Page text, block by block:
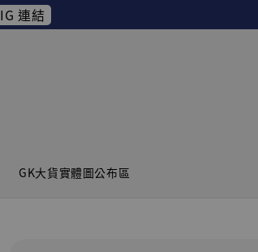
IG 連結
GK大貨實體圖公布區